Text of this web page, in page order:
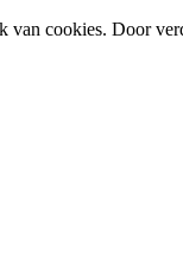
van cookies. Door